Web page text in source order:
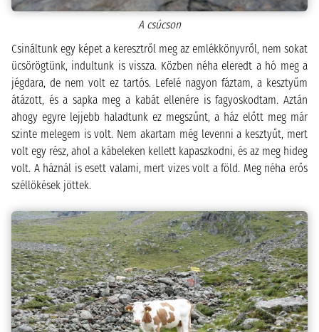
A csúcson
Csináltunk egy képet a keresztről meg az emlékkönyvről, nem sokat
ücsörögtünk, indultunk is vissza. Közben néha eleredt a hó meg a
jégdara, de nem volt ez tartós. Lefelé nagyon fáztam, a kesztyűm
átázott, és a sapka meg a kabát ellenére is fagyoskodtam. Aztán
ahogy egyre lejjebb haladtunk ez megszűnt, a ház előtt meg már
szinte melegem is volt. Nem akartam még levenni a kesztyűt, mert
volt egy rész, ahol a kábeleken kellett kapaszkodni, és az meg hideg
volt. A háznál is esett valami, mert vizes volt a föld. Meg néha erős
széllökések jöttek.